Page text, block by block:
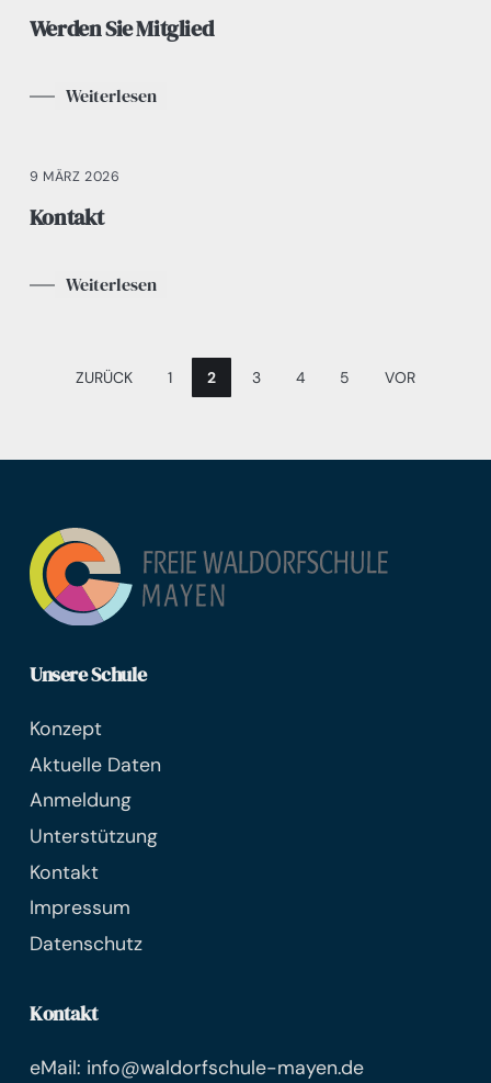
Werden Sie Mitglied
Weiterlesen
9 MÄRZ 2026
Kontakt
Weiterlesen
ZURÜCK 1 2 3 4 5 VOR
Unsere Schule
Konzept
Aktuelle Daten
Anmeldung
Unterstützung
Kontakt
Impressum
Datenschutz
Kontakt
eMail: info@waldorfschule-mayen.de